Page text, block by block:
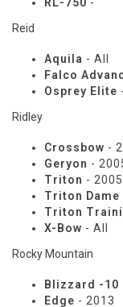
RL-750 -
Reid
Aquila - All
Falco
Osprey Elite
Ridley
Crossbow -
Geryon -
Triton -
Triton Dame
Triton
X-Bow - All
Rocky Mountain
Blizzard -10
Edge - 2013